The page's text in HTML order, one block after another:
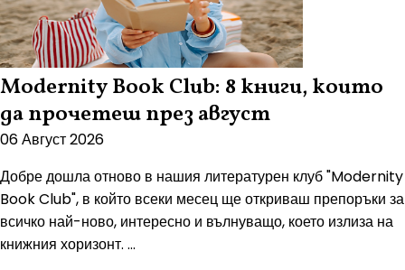
Modernity Book Club: 8 книги, които
да прочетеш през август
06 Август 2026
Добре дошла отново в нашия литературен клуб "Modernity
Book Club", в който всеки месец ще откриваш препоръки за
всичко най-ново, интересно и вълнуващо, което излиза на
книжния хоризонт. ...